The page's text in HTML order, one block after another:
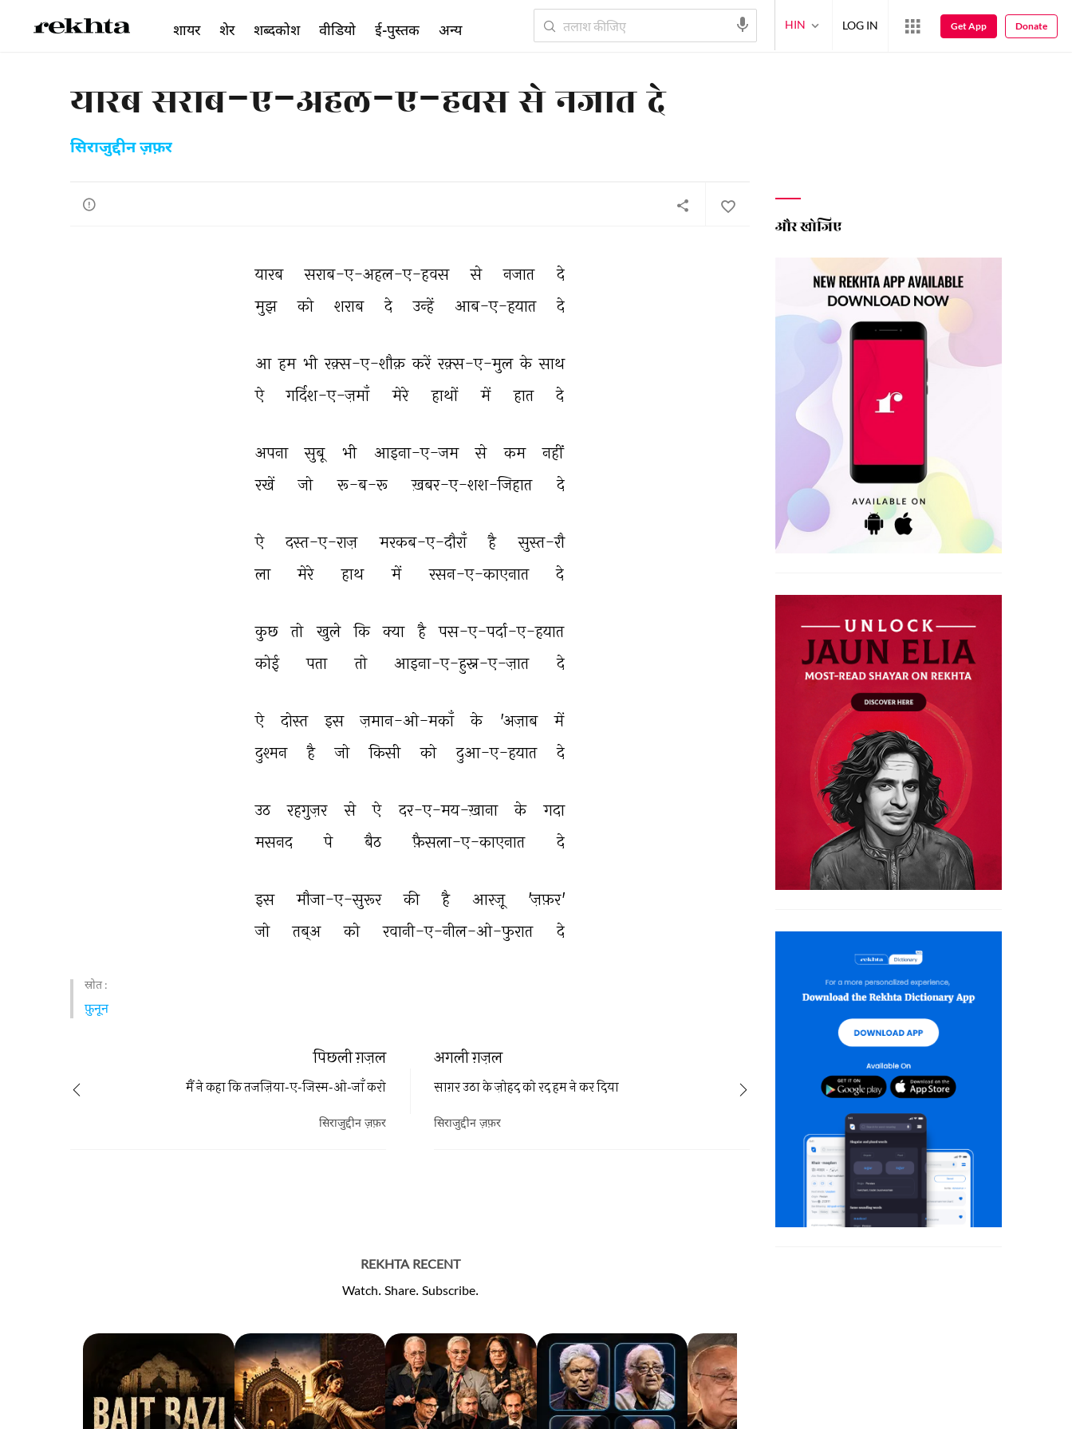
यारब सराब-ए-अहल-ए-हवस से नजात दे
सिराजुद्दीन ज़फ़र
यारब सराब-ए-अहल-ए-हवस से नजात
दे
मुझ
को शराब दे उन्हें आब-ए-हयात दे
आ हम भी रक़्स-ए-शौक़ करें रक़्स-ए-मुल के साथ
ऐ
गर्दिश-ए-ज़माँ मेरे हाथों में हात दे
अपना सुबू भी आइना-ए-जम से कम
नहीं
रखें
जो रू-ब-रू ख़बर-ए-शश-जिहात दे
ऐ दस्त-ए-राज़ मरकब-ए-दौराँ है
सुस्त-रौ
ला
मेरे हाथ में रसन-ए-काएनात दे
कुछ तो खुले कि क्या है
पस-ए-पर्दा-ए-हयात
कोई
पता तो आइना-ए-हुस्न-ए-ज़ात दे
ऐ दोस्त इस ज़मान-ओ-मकाँ के 'अज़ाब
में
दुश्मन
है जो किसी को दुआ-ए-हयात दे
उठ रहगुज़र से ऐ दर-ए-मय-ख़ाना के
गदा
मसनद
पे बैठ फ़ैसला-ए-काएनात दे
इस मौजा-ए-सुरूर की है आरज़ू
'ज़फ़र'
जो
तब्अ को रवानी-ए-नील-ओ-फुरात दे
स्रोत :
फ़ुनून
अगली ग़ज़ल
साग़र उठा के ज़ोहद को रद हम ने कर दिया
सिराजुद्दीन ज़फ़र
पिछली ग़ज़ल
मैं ने कहा कि तजज़िया-ए-जिस्म-ओ-जाँ करो
सिराजुद्दीन ज़फ़र
REKHTA RECENT
Watch. Share. Subscribe.
और खोजिए
शायर शेर शब्दकोश वीडियो ई-पुस्तक अन्य HIN LOG IN Get App Donate